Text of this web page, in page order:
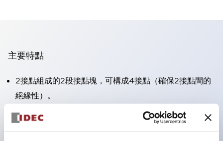
主要特點
2接點組成的2段接點塊，可構成4接點（確保2接點間的
絕緣性）。
面板深度39.9mm（※11段接點塊）、59.9mm（※22段
接點塊）。可實現省空間設計。